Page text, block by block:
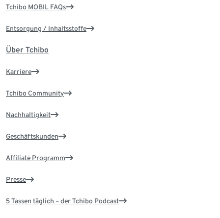
Tchibo MOBIL FAQs
Entsorgung / Inhaltsstoffe
Über Tchibo
Karriere
Tchibo Community
Nachhaltigkeit
Geschäftskunden
Affiliate Programm
Presse
5 Tassen täglich – der Tchibo Podcast